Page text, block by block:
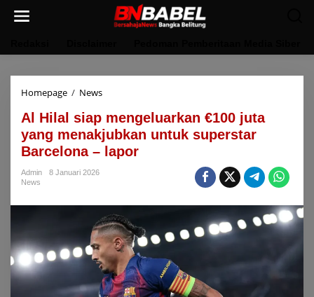
Homepage / NewsAl
siap
mengeluarkan
€100
juta
superstar
Barcelona
–
lapor
Al Hilal siap mengeluarkan €100 juta
yang menakjubkan untuk superstar
Barcelona – lapor
Admin
8 Januari 2026
News